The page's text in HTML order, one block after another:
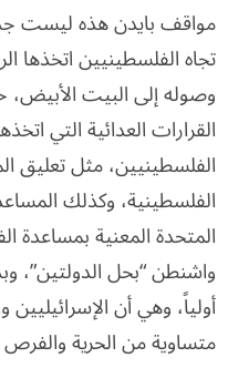
مواقف بايدن هذه ليست
تجاه الفلسطينيين اتخذها
وصوله إلى البيت
القرارات العدائية التي
الفلسطينيين، مثل تعليق
الفلسطينية، وكذلك
المتحدة المعنية بمساعدة
واشنطن “بحل الدولتين”،
أولياً، وهي أن
متساوية من الحرية والفرص